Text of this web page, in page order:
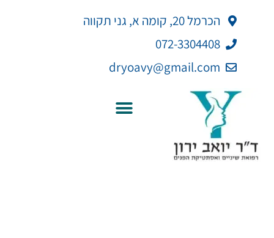
הכרמל 20, קומה א, גני תקווה
072-3304408
dryoavy@gmail.com